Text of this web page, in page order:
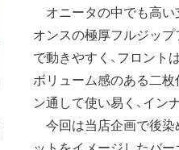
オニータの中でも高い
オンスの極厚フルジップ
で動きやすく、フロント
ボリューム感のある二枚
ン通して使い易く、イン
今回は当店企画で後染